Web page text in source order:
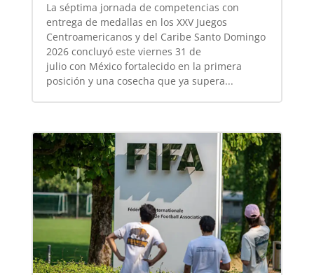
La séptima jornada de competencias con
entrega de medallas en los XXV Juegos
Centroamericanos y del Caribe Santo Domingo
2026 concluyó este viernes 31 de
julio con México fortalecido en la primera
posición y una cosecha que ya supera...